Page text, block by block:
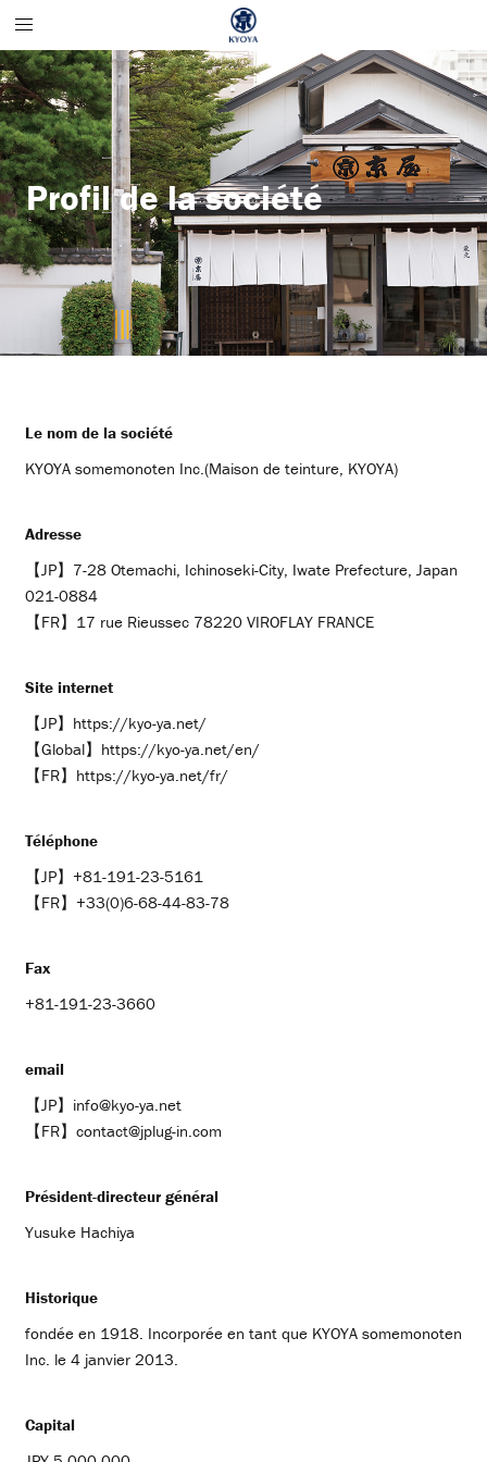
Profil de la société
Le nom de la société
KYOYA somemonoten Inc.(Maison de teinture, KYOYA)
Adresse
【JP】7-28 Otemachi, Ichinoseki-City, Iwate Prefecture, Japan
021-0884
【FR】17 rue Rieussec 78220 VIROFLAY FRANCE
Site internet
【JP】 https://kyo-ya.net/
【Global】 https://kyo-ya.net/en/
【FR】 https://kyo-ya.net/fr/
Téléphone
【JP】 +81-191-23-5161
【FR】 +33(0)6-68-44-83-78
Fax
+81-191-23-3660
email
【JP】 info@kyo-ya.net
【FR】 contact@jplug-in.com
Président-directeur général
Yusuke Hachiya
Historique
fondée en 1918. Incorporée en tant que KYOYA somemonoten
Inc. le 4 janvier 2013.
Capital